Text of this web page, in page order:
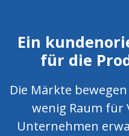
Ein
für die
Die Märkte
wenig Raum für
Unternehmen